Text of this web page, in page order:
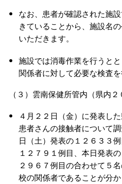
なお、患者が確認された施
きていることから、施設名
いただきます。
施設では消毒作業を行うと
関係者に対して必要な検査を
（３）雲南保健所管内（県内２
４月２２日（金）に発表し
患者さんの接触者について
日（土）発表の１２６３３
１２７９１例目、本日発表
２９６７例目の合わせて５
校の関係者であることが分か